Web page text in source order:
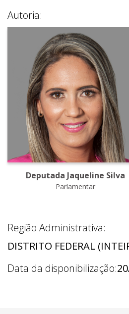
Autoria:
Deputada Jaqueline Silva
Parlamentar
Região Administrativa:
DISTRITO FEDERAL
Data da disponibilização: